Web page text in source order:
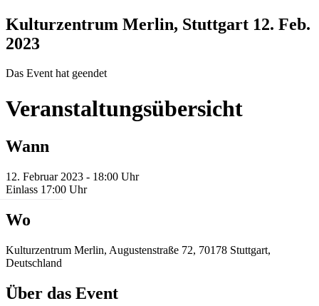
Kulturzentrum Merlin, Stuttgart 12. Feb.
2023
Das Event hat geendet
Veranstaltungsübersicht
Wann
12. Februar 2023 - 18:00 Uhr
Einlass 17:00 Uhr
Wo
Kulturzentrum Merlin, Augustenstraße 72, 70178 Stuttgart,
Deutschland
Über das Event